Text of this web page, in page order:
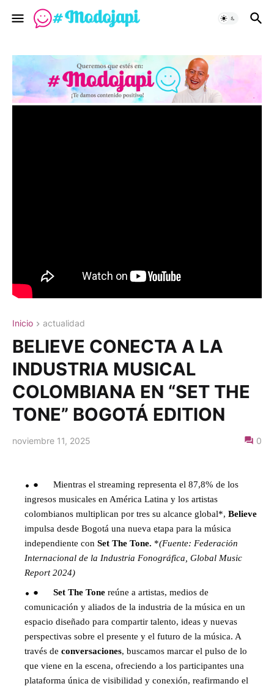
Inicio actualidad
BELIEVE CONECTA A LA
INDUSTRIA MUSICAL
COLOMBIANA EN “SET THE
TONE” BOGOTÁ EDITION
noviembre 11, 2025 0
●
Mientras el streaming representa el 87,8% de los
ingresos musicales en América Latina y los artistas
colombianos multiplican por tres su alcance global*, Believe
impulsa desde Bogotá una nueva etapa para la música
independiente con Set The Tone. *(Fuente: Federación
Internacional de la Industria Fonográfica, Global Music
Report 2024)
● Set The Tone reúne a artistas, medios de
comunicación y aliados de la industria de la música en un
espacio diseñado para compartir talento, ideas y nuevas
perspectivas sobre el presente y el futuro de la música. A
través de conversaciones, buscamos marcar el pulso de lo
que viene en la escena, ofreciendo a los participantes una
plataforma única de visibilidad y conexión, reafirmando el